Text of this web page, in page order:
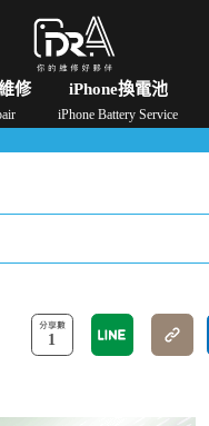
修 iPhone換電池
iPhone Battery Service
/價格 Apple Watch維修/價格
1